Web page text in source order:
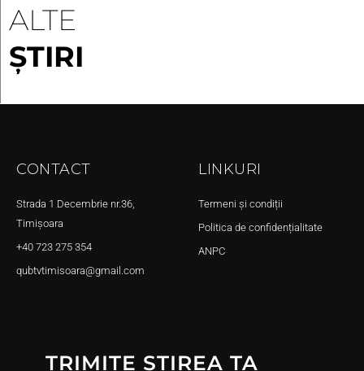
ALTE
ȘTIRI
CONTACT
Strada 1 Decembrie nr.36,
Timișoara
+40 723 275 354
qubtvtimisoara@gmail.com
LINKURI
Termeni și condiții
Politica de confidențialitate
ANPC
TRIMITE ȘTIREA TA